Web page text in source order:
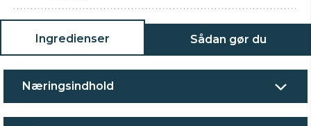
Ingredienser Sådan gør du
Næringsindhold